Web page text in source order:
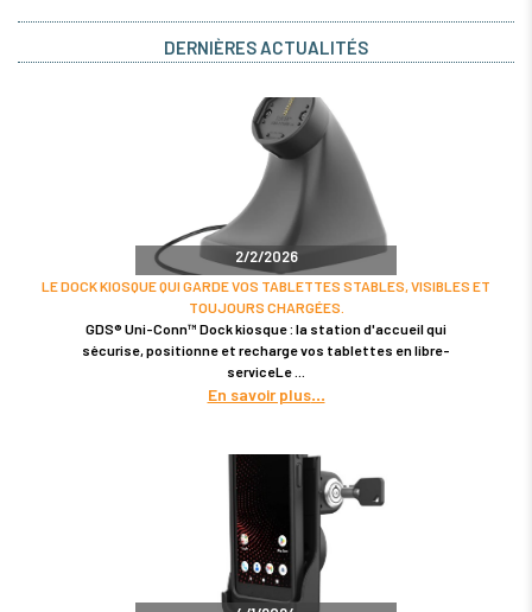
DERNIÈRES ACTUALITÉS
2/2/2026
LE DOCK KIOSQUE QUI GARDE VOS TABLETTES STABLES, VISIBLES ET
TOUJOURS CHARGÉES.
GDS® Uni-Conn™ Dock kiosque : la station d'accueil qui
sécurise, positionne et recharge vos tablettes en libre-
serviceLe
En savoir plus